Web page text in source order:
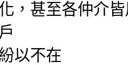
，甚至各仲介
以不在